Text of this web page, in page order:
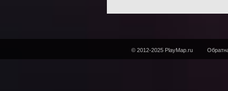
© 2012-2025 PlayMap.ru